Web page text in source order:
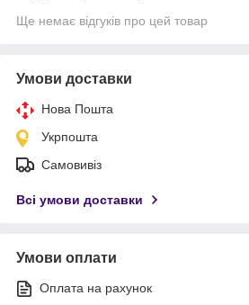
Ще немає відгуків про цей товар
Умови доставки
Нова Пошта
Укрпошта
Самовивіз
Всі умови доставки
Умови оплати
Оплата на рахунок